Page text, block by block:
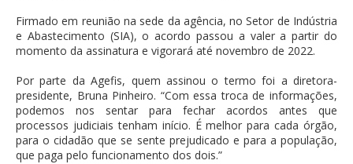
Firmado em reunião na sede da agência, no Setor de Indústria
e Abastecimento (SIA), o acordo passou a valer a partir do
momento da assinatura e vigorará até novembro de 2022.
Por parte da Agefis, quem assinou o termo foi a diretora-
presidente, Bruna Pinheiro. “Com essa troca de informações,
podemos nos sentar para fechar acordos antes que
processos judiciais tenham início. É melhor para cada órgão,
para o cidadão que se sente prejudicado e para a população,
que paga pelo funcionamento dos dois.”